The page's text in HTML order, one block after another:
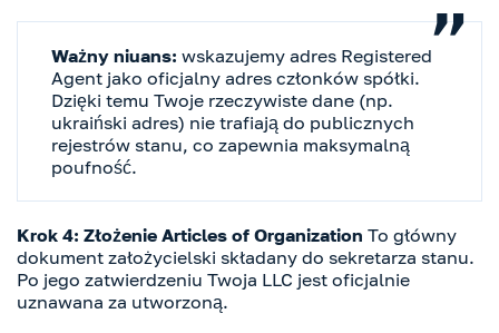
Ważny niuans: wskazujemy adres Registered
Agent jako oficjalny adres członków spółki.
Dzięki temu Twoje rzeczywiste dane (np.
ukraiński adres) nie trafiają do publicznych
rejestrów stanu, co zapewnia maksymalną
poufność.
Krok 4: Złożenie Articles of Organization To główny
dokument założycielski składany do sekretarza stanu.
Po jego zatwierdzeniu Twoja LLC jest oficjalnie
uznawana za utworzoną.